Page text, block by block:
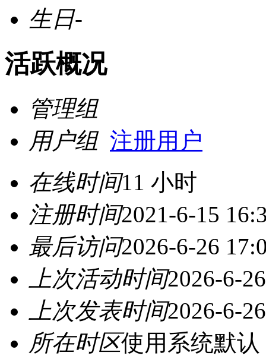
生日-
活跃概况
管理组
用户组 注册用户
在线时间11 小时
注册时间2021-6-15
最后访问2026-6-26
上次活动时间2026-6-
上次发表时间2026-6-
所在时区使用系统默认